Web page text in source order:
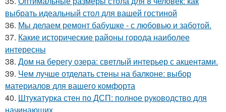
выбрать идеальный стол для вашей гостиной
36. Мы делаем ремонт бабушке - с любовью и заботой.
37. Какие исторические районы города наиболее
интересны
38. Дом на берегу озера: светлый интерьер с акцентами.
39. Чем лучше отделать стены на балконе: выбор
материалов для вашего комфорта
40. Штукатурка стен по ДСП: полное руководство для